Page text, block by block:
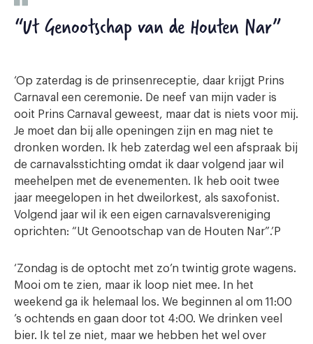
“Ut Genootschap van de Houten Nar”
‘Op zaterdag is de prinsenreceptie, daar krijgt Prins
Carnaval een ceremonie. De neef van mijn vader is
ooit Prins Carnaval geweest, maar dat is niets voor mij.
Je moet dan bij alle openingen zijn en mag niet te
dronken worden. Ik heb zaterdag wel een afspraak bij
de carnavalsstichting omdat ik daar volgend jaar wil
meehelpen met de evenementen. Ik heb ooit twee
jaar meegelopen in het dweilorkest, als saxofonist.
Volgend jaar wil ik een eigen carnavalsvereniging
oprichten: “Ut Genootschap van de Houten Nar”.’P
‘Zondag is de optocht met zo’n twintig grote wagens.
Mooi om te zien, maar ik loop niet mee. In het
weekend ga ik helemaal los. We beginnen al om 11:00
’s ochtends en gaan door tot 4:00. We drinken veel
bier. Ik tel ze niet, maar we hebben het wel over